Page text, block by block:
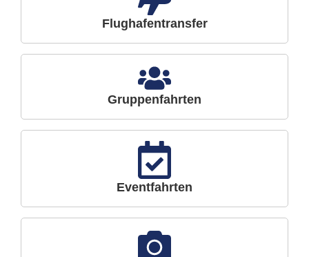
Flughafentransfer
Gruppenfahrten
Eventfahrten